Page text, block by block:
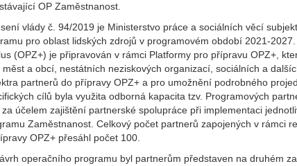
OP Zaměstnanost.
vlády č. 94/2019 je Ministerstvo práce a sociálních věcí
pro oblast lidských zdrojů v programovém období 2021-
(OPZ+) je připravován v rámci Platformy pro přípravu OPZ+,
a obcí, nestátních neziskových organizací, sociálních a
partnerů do přípravy OPZ+ a pro umožnění podrobného
cílů byla využita odborná kapacita tzv. Programových
účelem zajištění partnerské spolupráce při implementaci
Zaměstnanost. Celkový počet partnerů zapojených v rámci
OPZ+ přesáhl počet 100.
operačního programu byl partnerům představen na druhém